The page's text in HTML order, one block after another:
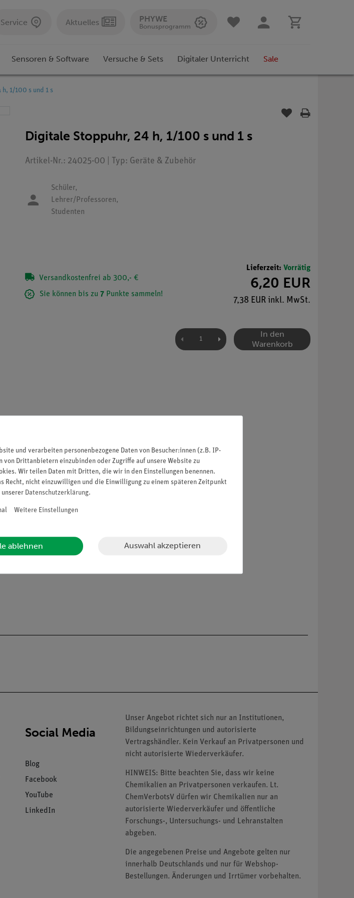
Service Aktuelles PHYWE
Bonusprogramm
Sensoren & Software Versuche & Sets Digitaler Unterricht Sale
1/100 s und 1 s
Digitale Stoppuhr, 24 h, 1/100 s und 1 s
Artikel-Nr.: 24025-00 | Typ: Geräte & Zubehör
Schüler,
Lehrer/Professoren,
Studenten
Versandkostenfrei ab 300,- €
Sie können bis zu 7 Punkte sammeln!
Lieferzeit: Vorrätig
6,20 EUR
7,38 EUR inkl. MwSt.
In den
Warenkorb
Social Media
Blog
Facebook
YouTube
LinkedIn
Unser Angebot richtet sich nur an Institutionen,
Bildungseinrichtungen und autorisierte
Vertragshändler. Kein Verkauf an Privatpersonen und
nicht autorisierte Wiederverkäufer.
HINWEIS: Bitte beachten Sie, dass wir keine
Chemikalien an Privatpersonen verkaufen. Lt.
ChemVerbotsV dürfen wir Chemikalien nur an
autorisierte Wiederverkäufer und öffentliche
Forschungs-, Untersuchungs- und Lehranstalten
abgeben.
Die angegebenen Preise und Angebote gelten nur
innerhalb Deutschlands und nur für Webshop-
Bestellungen. Änderungen und Irrtümer vorbehalten.
und verarbeiten personenbezogene Daten von Besucher:innen (z.B. IP-
Drittanbietern einzubinden oder Zugriffe auf unsere Website zu
Wir teilen Daten mit Dritten, die wir in den Einstellungen benennen.
Recht, nicht einzuwilligen und die Einwilligung zu einem späteren Zeitpunkt
Daten­schutz­erklärung.
Weitere Einstellungen
ablehnen Auswahl akzeptieren